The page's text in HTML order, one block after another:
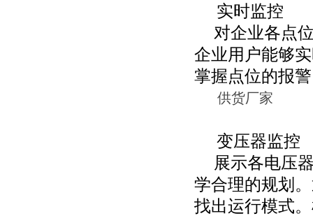
实时监控
对企业各点
企业用户能够
掌握点位的报
供货厂家
变压器监控
展示各电压
学合理的规划
找出运行模式